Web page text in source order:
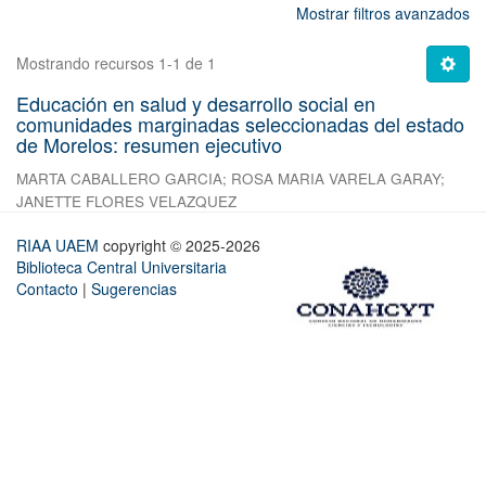
Mostrar filtros avanzados
Mostrando recursos 1-1 de 1
Educación en salud y desarrollo social en
comunidades marginadas seleccionadas del estado
de Morelos: resumen ejecutivo
MARTA CABALLERO GARCIA; ROSA MARIA VARELA GARAY;
JANETTE FLORES VELAZQUEZ
RIAA UAEM copyright © 2025-2026
Biblioteca Central Universitaria
Contacto | Sugerencias